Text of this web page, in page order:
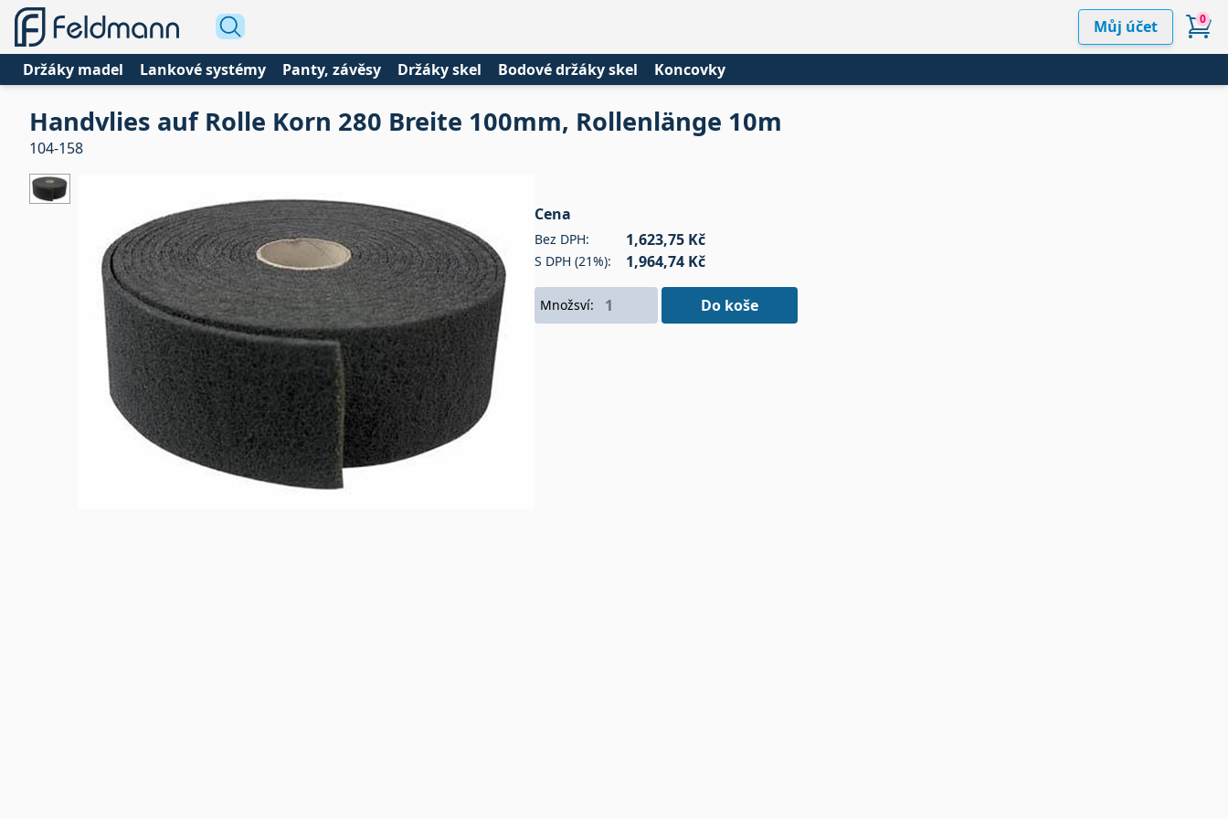
Můj účet 0
Držáky madel Lankové systémy Panty, závěsy Držáky skel Bodové držáky skel Koncovky
Handvlies auf Rolle Korn 280 Breite 100mm, Rollenlänge 10m
104-158
Cena
Bez DPH: 1,623,75 Kč
S DPH (21%): 1,964,74 Kč
Množsví: Do koše